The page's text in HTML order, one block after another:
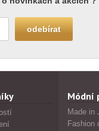
Módní
Made in
Fashion